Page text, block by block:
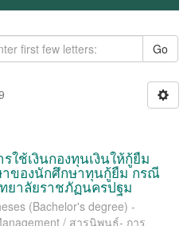
Go
ใช้เงินกองทุนเงินให้กู้ยืม
าของนักศึกษาทุนกู้ยืม กรณี
ยาลัยราชภัฏนครปฐม
(Bachelor's degree) -
/ สารนิพนธ์- การ